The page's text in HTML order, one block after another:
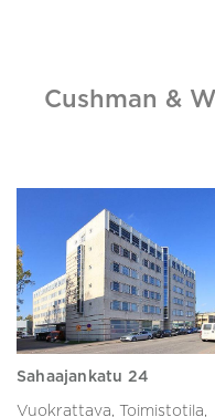
Cushman &
Sahaajankatu 24
Vuokrattava, Toimistotila,